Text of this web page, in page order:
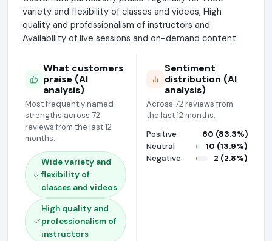
variety and flexibility of classes and videos, High
quality and professionalism of instructors and
Availability of live sessions and on-demand content.
What customers
praise (AI
analysis)
Most frequently named
strengths across 72
reviews from the last 12
months.
Wide variety and
flexibility of
classes and videos
High quality and
professionalism of
instructors
Sentiment
distribution (AI
analysis)
Across 72 reviews from
the last 12 months.
Positive
60 (83.3%)
Neutral
10 (13.9%)
Negative
2 (2.8%)